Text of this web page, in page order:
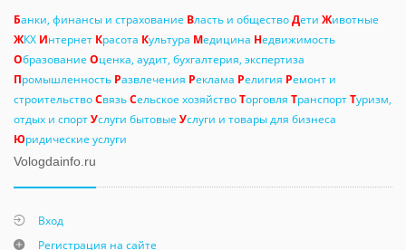
Банки, финансы и страхование Власть и обществоДети Животные
ЖКХ Интернет Красота Культура Медицина Недвижимость
Образование Оценка, аудит, бухгалтерия, экспертиза
Промышленность Развлечения Реклама Религия Ремонт и
строительствоСвязьСельское хозяйствоТорговля ТранспортТуризм,
отдых и спортУслуги бытовые Услуги и товары для бизнеса
Юридические услуги
Vologdainfo.ru
Вход
Регистрация на сайте